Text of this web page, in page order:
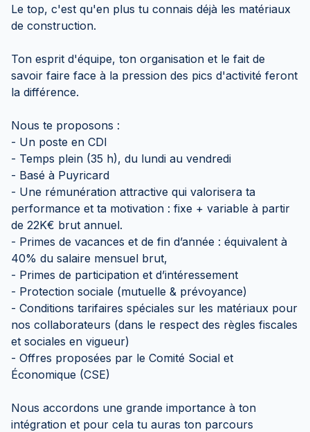
Le top, c'est qu'en plus tu connais déjà les matériaux
de construction.
Ton esprit d'équipe, ton organisation et le fait de
savoir faire face à la pression des pics d'activité feront
la différence.
Nous te proposons :
- Un poste en CDI
- Temps plein (35 h), du lundi au vendredi
- Basé à Puyricard
- Une rémunération attractive qui valorisera ta
performance et ta motivation : fixe + variable à partir
de 22K€ brut annuel.
- Primes de vacances et de fin d’année : équivalent à
40% du salaire mensuel brut,
- Primes de participation et d’intéressement
- Protection sociale (mutuelle & prévoyance)
- Conditions tarifaires spéciales sur les matériaux pour
nos collaborateurs (dans le respect des règles fiscales
et sociales en vigueur)
- Offres proposées par le Comité Social et
Économique (CSE)
Nous accordons une grande importance à ton
intégration et pour cela tu auras ton parcours